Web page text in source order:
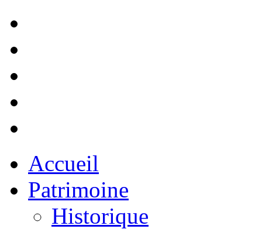
Accueil
Patrimoine
Historique